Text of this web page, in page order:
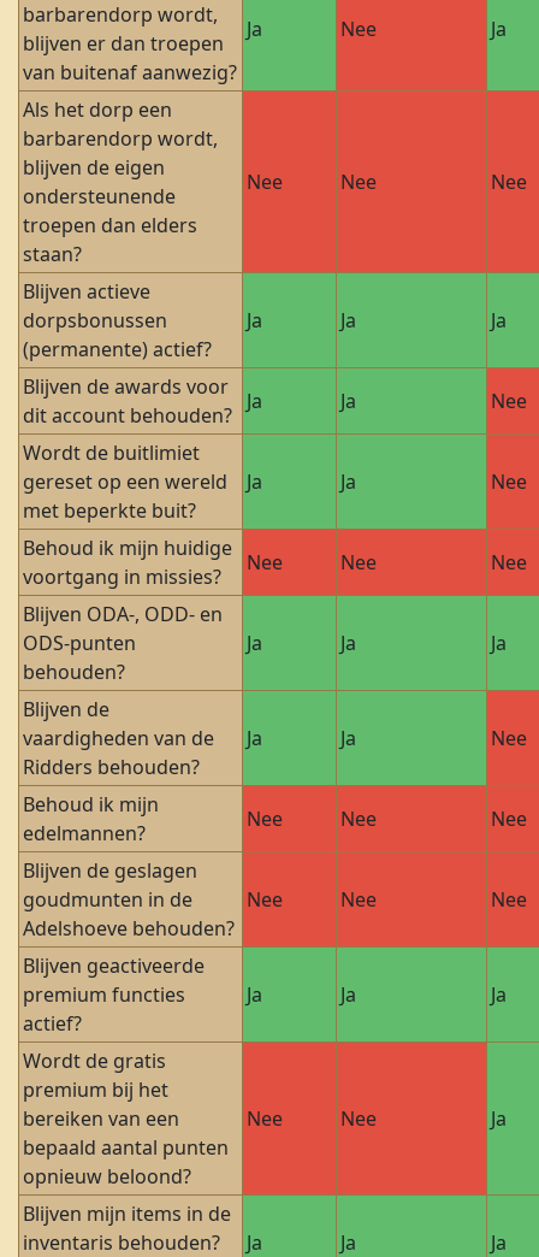
barbarendorp wordt,
blijven er dan troepen
van buitenaf aanwezig?
Ja Nee Ja
Als het dorp een
barbarendorp wordt,
blijven de eigen
ondersteunende
troepen dan elders
staan?
Nee Nee Nee
Blijven actieve
dorpsbonussen
(permanente) actief?
Ja Ja Ja
Blijven de awards voor
dit account behouden?
Ja Ja
Nee
Wordt de buitlimiet
gereset op een wereld
met beperkte buit?
Ja Ja Nee
Behoud ik mijn huidige
voortgang in missies?
Nee Nee
Nee
Blijven ODA-, ODD- en
ODS-punten
behouden?
Ja Ja Ja
Blijven de
vaardigheden van de
Ridders behouden?
Ja Ja Nee
Behoud ik mijn
edelmannen?
Nee Nee
Nee
Blijven de geslagen
goudmunten in de
Adelshoeve behouden?
Nee Nee Nee
Blijven geactiveerde
premium functies
actief?
Ja Ja Ja
Wordt de gratis
premium bij het
bereiken van een
bepaald aantal punten
opnieuw beloond?
Nee Nee Ja
Blijven mijn items in de
inventaris behouden?
Ja Ja Ja